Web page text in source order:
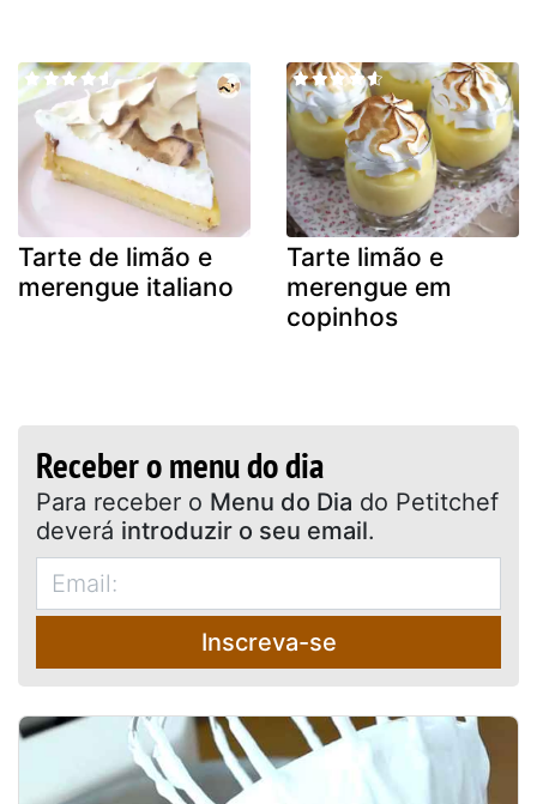
Tarte de limão e
merengue italiano
Tarte limão e
merengue em
copinhos
Receber o menu do dia
Para receber o Menu do Dia do Petitchef
deverá introduzir o seu email.
Inscreva-se